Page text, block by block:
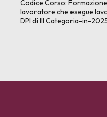
Codice Corso:
lavoratore che esegue
DPI di III Categoria-in-